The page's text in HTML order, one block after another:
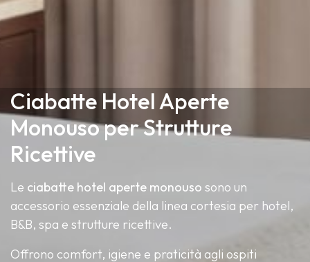
Ciabatte Hotel Aperte
Monouso per Strutture
Ricettive
Le ciabatte hotel aperte monouso sono un
accessorio essenziale della linea cortesia per hotel,
B&B, spa e strutture ricettive.
Offrono comfort, igiene e praticità agli ospiti